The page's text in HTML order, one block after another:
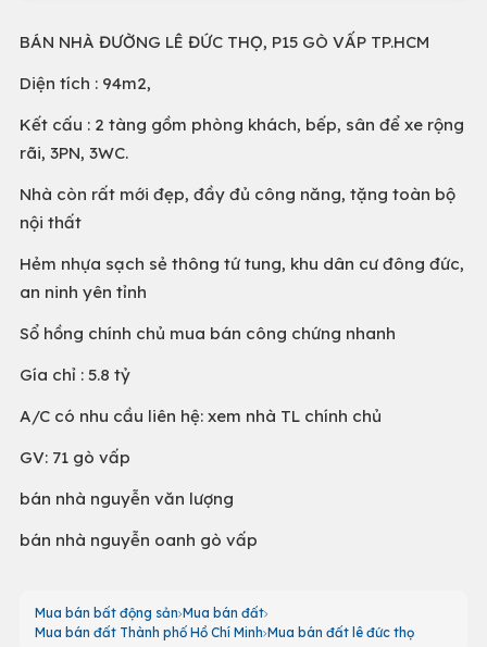
BÁN NHÀ ĐƯỜNG LÊ ĐỨC THỌ, P15 GÒ VẤP TP.HCM
Diện tích : 94m2,
Kết cấu : 2 tàng gồm phòng khách, bếp, sân để xe rộng
rãi, 3PN, 3WC.
Nhà còn rất mới đẹp, đầy đủ công năng, tặng toàn bộ
nội thất
Hẻm nhựa sạch sẻ thông tứ tung, khu dân cư đông đức,
an ninh yên tỉnh
Sổ hồng chính chủ mua bán công chứng nhanh
Gía chỉ : 5.8 tỷ
A/C có nhu cầu liên hệ: xem nhà TL chính chủ
GV: 71 gò vấp
bán nhà nguyễn văn lượng
bán nhà nguyễn oanh gò vấp
Mua bán bất động sản Mua bán đất
Mua bán đất Thành phố Hồ Chí Minh Mua bán đất lê đức thọ